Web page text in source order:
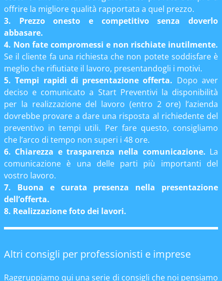
offrire la migliore qualità rapportata a quel prezzo.
3. Prezzo onesto e competitivo senza doverlo
abbasare.
4. Non fate compromessi e non rischiate inutilmente.
Se il cliente fa una richiesta che non potete soddisfare è
meglio che rifiutiate il lavoro, presentandogli i motivi.
5. Tempi rapidi di presentazione offerta. Dopo aver
deciso e comunicato a Start Preventivi la disponibilità
per la realizzazione del lavoro (entro 2 ore) l‘azienda
dovrebbe provare a dare una risposta al richiedente del
preventivo in tempi utili. Per fare questo, consigliamo
che l’arco di tempo non superi i 48 ore.
6. Chiarezza e trasparenza nella comunicazione. La
comunicazione è una delle parti più importanti del
vostro lavoro.
7. Buona e curata presenza nella presentazione
dell’offerta.
8. Realizzazione foto dei lavori.
Altri consigli per professionisti e imprese
Raggruppiamo qui una serie di consigli che noi pensiamo